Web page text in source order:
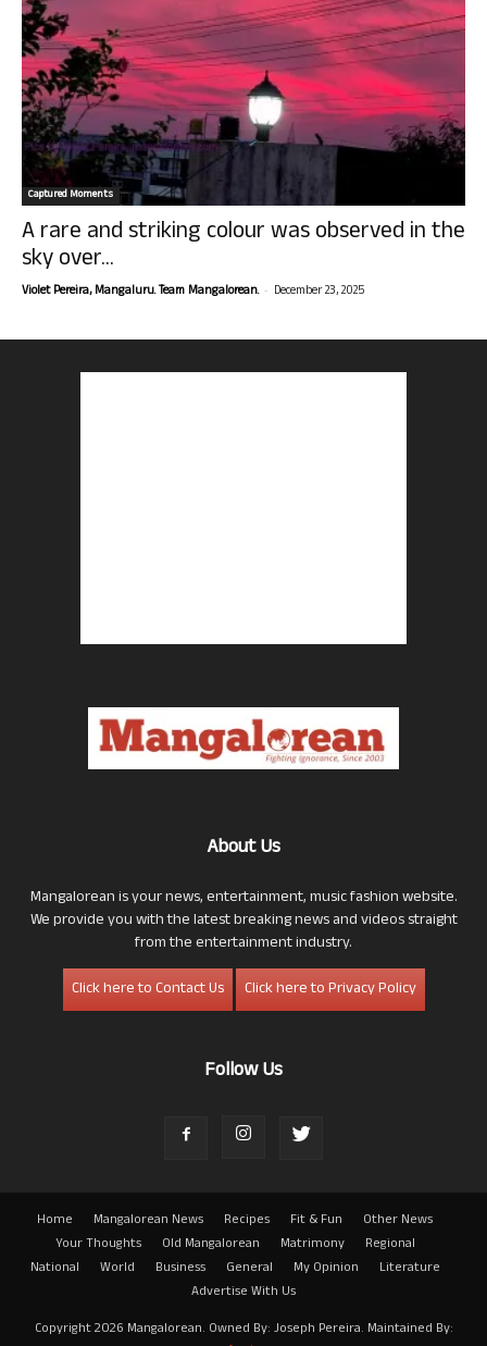
Captured Moments
A rare and striking colour was observed in the
sky over...
Violet Pereira, Mangaluru. Team Mangalorean. - December 23, 2025
About Us
Mangalorean is your news, entertainment, music fashion website.
We provide you with the latest breaking news and videos straight
from the entertainment industry.
Click here to Contact Us
Click here to Privacy Policy
Follow Us
Home Mangalorean News Recipes Fit & Fun
Other News
Your Thoughts
Old Mangalorean Matrimony
Regional
National
World Business General My Opinion
Literature
Advertise With Us
Copyright 2026 Mangalorean. Owned By: Joseph Pereira. Maintained By: